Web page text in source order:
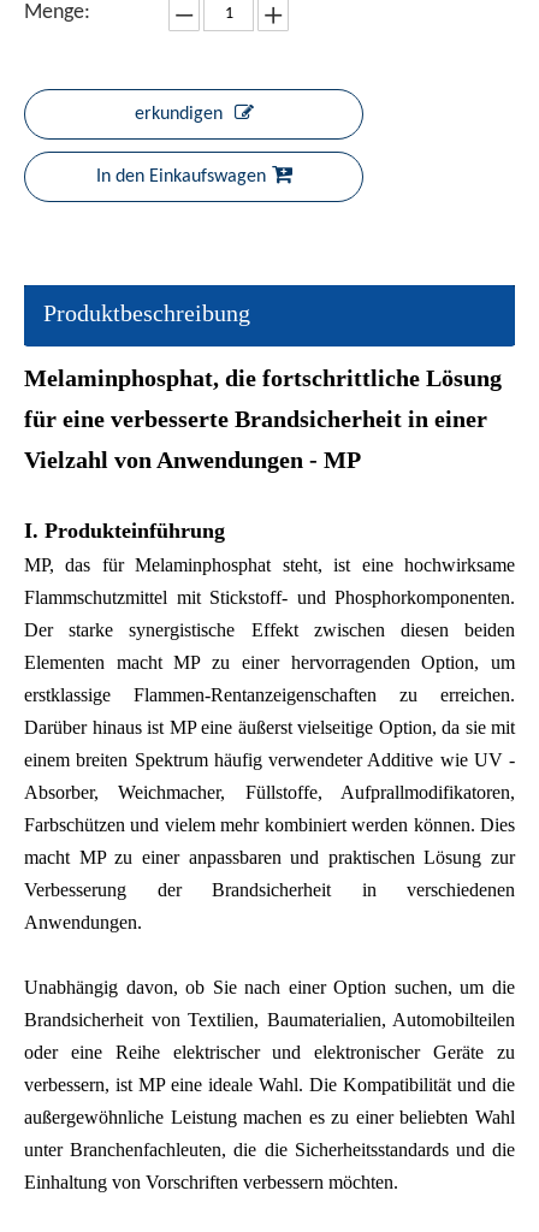
Menge:
erkundigen
In den Einkaufswagen
Produktbeschreibung
Melaminphosphat, die fortschrittliche Lösung
für eine verbesserte Brandsicherheit in einer
Vielzahl von Anwendungen - MP
I. Produkteinführung
MP, das für Melaminphosphat steht, ist eine hochwirksame
Flammschutzmittel mit Stickstoff- und Phosphorkomponenten.
Der starke synergistische Effekt zwischen diesen beiden
Elementen macht MP zu einer hervorragenden Option, um
erstklassige Flammen-Rentanzeigenschaften zu erreichen.
Darüber hinaus ist MP eine äußerst vielseitige Option, da sie mit
einem breiten Spektrum häufig verwendeter Additive wie UV -
Absorber, Weichmacher, Füllstoffe, Aufprallmodifikatoren,
Farbschützen und vielem mehr kombiniert werden können. Dies
macht MP zu einer anpassbaren und praktischen Lösung zur
Verbesserung der Brandsicherheit in verschiedenen
Anwendungen.
Unabhängig davon, ob Sie nach einer Option suchen, um die
Brandsicherheit von Textilien, Baumaterialien, Automobilteilen
oder eine Reihe elektrischer und elektronischer Geräte zu
verbessern, ist MP eine ideale Wahl. Die Kompatibilität und die
außergewöhnliche Leistung machen es zu einer beliebten Wahl
unter Branchenfachleuten, die die Sicherheitsstandards und die
Einhaltung von Vorschriften verbessern möchten.